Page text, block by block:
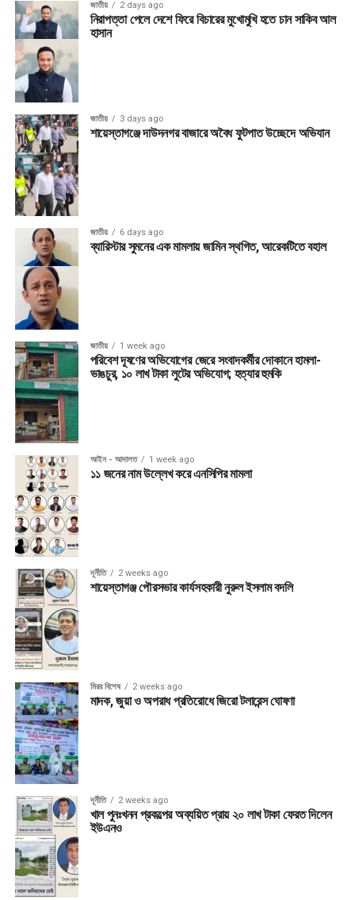
জাতীয় 2 days ago
নিরাপত্তা পেলে দেশে ফিরে বিচারের মুখোমুখি হতে চান সাকিব আল
হাসান
জাতীয় 3 days ago
শায়েস্তাগঞ্জে দাউদনগর বাজারে অবৈধ ফুটপাত উচ্ছেদে অভিযান
জাতীয় 6 days ago
ব্যারিস্টার সুমনের এক মামলায় জামিন স্থগিত, আরেকটিতে বহাল
জাতীয় 1 week ago
পরিবেশ দূষণের অভিযোগের জেরে সংবাদকর্মীর দোকানে হামলা-
ভাঙচুর, ১০ লাখ টাকা লুটের অভিযোগ; হত্যার হুমকি
আইন - আদালত 1 week ago
১১ জনের নাম উল্লেখ করে এনসিপির মামলা
দূর্নীতি 2 weeks ago
শায়েস্তাগঞ্জ পৌরসভার কার্যসহকারী নুরুল ইসলাম বদলি
মিরর বিশেষ 2 weeks ago
মাদক, জুয়া ও অপরাধ প্রতিরোধে জিরো টলারেন্স ঘোষণা
দূর্নীতি 2 weeks ago
খাল পুনঃখনন প্রকল্পের অব্যয়িত প্রায় ২০ লাখ টাকা ফেরত দিলেন
ইউএনও